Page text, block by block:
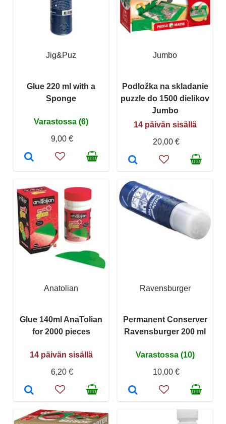
Jig&Puz
Glue 220 ml with a
Sponge
Varastossa (6)
9,00 €
Jumbo
Podložka na skladanie
puzzle do 1500 dielikov
Jumbo
14 päivän sisällä
20,00 €
Anatolian
Glue 140ml AnaTolian
for 2000 pieces
14 päivän sisällä
6,20 €
Ravensburger
Permanent Conserver
Ravensburger 200 ml
Varastossa (10)
10,00 €